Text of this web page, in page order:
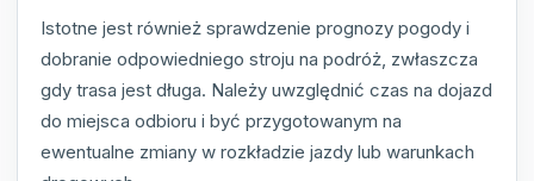
Istotne jest również sprawdzenie prognozy pogody i
dobranie odpowiedniego stroju na podróż, zwłaszcza
gdy trasa jest długa. Należy uwzględnić czas na dojazd
do miejsca odbioru i być przygotowanym na
ewentualne zmiany w rozkładzie jazdy lub warunkach